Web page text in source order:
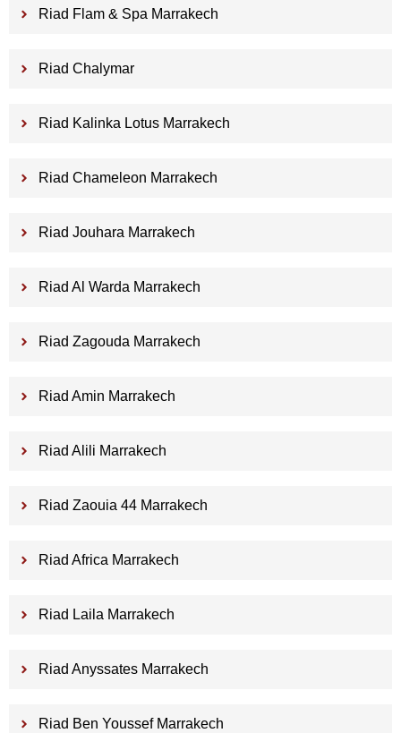
Riad Flam & Spa Marrakech
Riad Chalymar
Riad Kalinka Lotus Marrakech
Riad Chameleon Marrakech
Riad Jouhara Marrakech
Riad Al Warda Marrakech
Riad Zagouda Marrakech
Riad Amin Marrakech
Riad Alili Marrakech
Riad Zaouia 44 Marrakech
Riad Africa Marrakech
Riad Laila Marrakech
Riad Anyssates Marrakech
Riad Ben Youssef Marrakech